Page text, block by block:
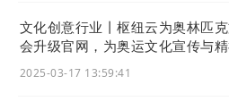
文化创意行业丨枢纽云为奥林匹
会升级官网，为奥运文化宣传与
2025-03-17 13:59:41